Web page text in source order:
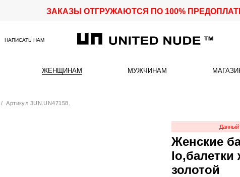
ЗАКАЗЫ ОТГРУЖАЮТСЯ ПО 100%
НАПИСАТЬ НАМ
ЖЕНЩИНАМ МУЖЧИНАМ
/ Артикул 3UN.UN47158.
Данный
Женские
lo,балетки
золотой